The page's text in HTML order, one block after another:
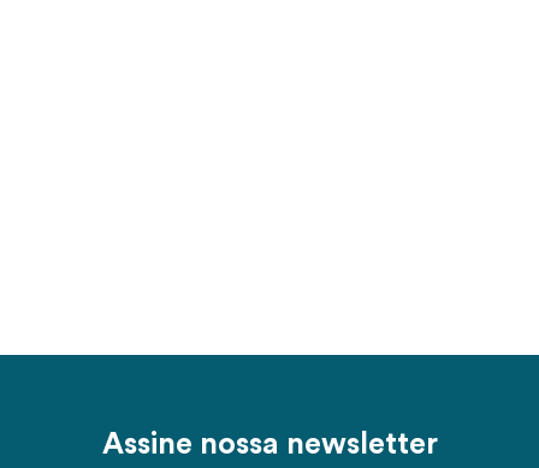
Assine nossa newsletter